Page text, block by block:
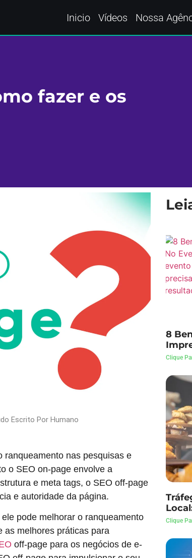
Inicio Vídeos Nossa
fazer e os
Escrito Por Humano
ranqueamento nas pesquisas e
o SEO on-page envolve a
e meta tags, o SEO off-page
e autoridade da página.
pode melhorar o ranqueamento
as melhores práticas para
off-page para os negócios de e-
8
Clique
Clique